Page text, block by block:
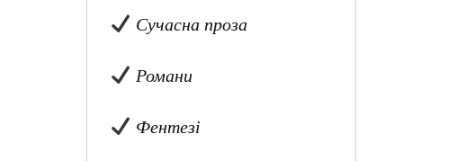
Сучасна проза
Романи
Фентезі